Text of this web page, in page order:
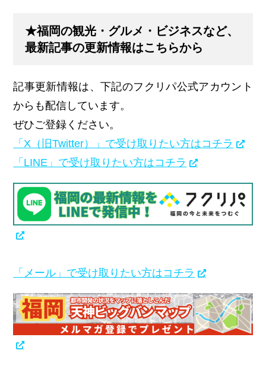
★福岡の観光・グルメ・ビジネスなど、
最新記事の更新情報はこちらから
記事更新情報は、下記のフクリパ公式アカウント
からも配信しています。
ぜひご登録ください。
「X（旧Twitter）」で受け取りたい方はコチラ
「LINE」で受け取りたい方はコチラ
「メール」で受け取りたい方はコチラ